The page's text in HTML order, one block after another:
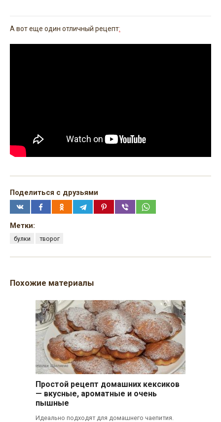
А вот еще один отличный рецепт:
Поделиться с друзьями
Метки:
булки творог
Похожие материалы
Простой рецепт домашних кексиков
— вкусные, ароматные и очень
пышные
Идеально подходят для домашнего чаепития.